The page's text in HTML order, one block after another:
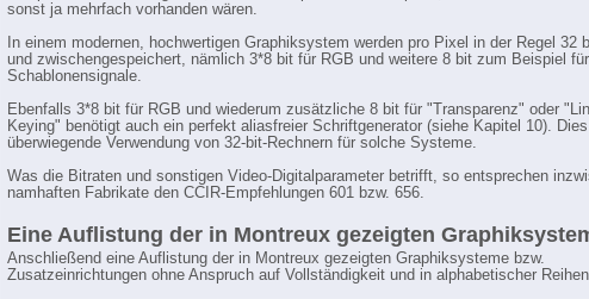
sonst ja mehrfach vorhanden wären.
In einem modernen, hochwertigen Graphiksystem werden pro Pixel in der Regel 32
und zwischengespeichert, nämlich 3*8 bit für RGB und weitere 8 bit zum Beispiel für
Schablonensignale.
Ebenfalls 3*8 bit für RGB und wiederum zusätzliche 8 bit für "Transparenz" oder
Keying" benötigt auch ein perfekt aliasfreier Schriftgenerator (siehe Kapitel 10).
überwiegende Verwendung von 32-bit-Rechnern für solche Systeme.
Was die Bitraten und sonstigen Video-Digitalparameter betrifft, so entsprechen
namhaften Fabrikate den CCIR-Empfehlungen 601 bzw. 656.
Eine Auflistung der in Montreux gezeigten
Anschließend eine Auflistung der in Montreux gezeigten Graphiksysteme bzw.
Zusatzeinrichtungen ohne Anspruch auf Vollständigkeit und in alphabetischer